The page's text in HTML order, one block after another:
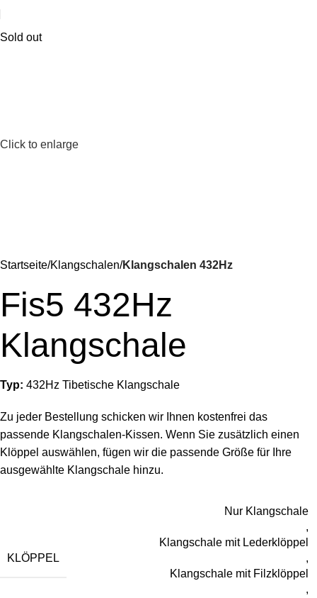
Sold out
Click to enlarge
Startseite Klangschalen Klangschalen 432Hz
Fis5 432Hz
Klangschale
Typ: 432Hz Tibetische Klangschale
Zu jeder Bestellung schicken wir Ihnen kostenfrei das
passende Klangschalen-Kissen. Wenn Sie zusätzlich einen
Klöppel auswählen, fügen wir die passende Größe für Ihre
ausgewählte Klangschale hinzu.
KLÖPPEL
Nur Klangschale
,
Klangschale mit Lederklöppel
,
Klangschale mit Filzklöppel
,